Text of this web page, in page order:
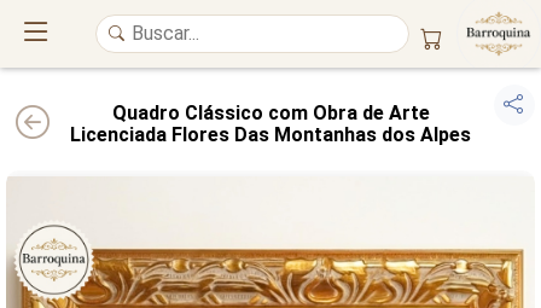
Quadro Clássico com Obra de Arte
Licenciada Flores Das Montanhas dos Alpes